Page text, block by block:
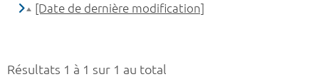
Résultats 1 à 1 sur 1 au total
[Date de dernière modification]